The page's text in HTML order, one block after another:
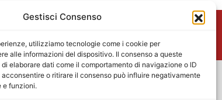
Gestisci Consenso
utilizziamo tecnologie come i cookie per
alle informazioni del dispositivo. Il consenso a queste
elaborare dati come il comportamento di navigazione o ID
o ritirare il consenso può influire negativamente
e funzioni.